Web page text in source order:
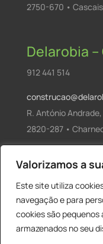
Valorizamos a
Este site utiliza
navegação e para
cookies são
armazenados no seu
2750-670 • Cascais
Delarobia
912 441 514
R. António Andrade,
2820-287 •
Products
search